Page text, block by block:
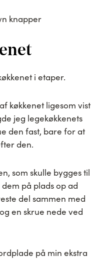
i etaper.
køkkenet ligesom vist
jeg legekøkkenets
den fast, bare for at
den.
som skulle bygges til
på plads op ad
del sammen med
en skrue nede ved
på min ekstra